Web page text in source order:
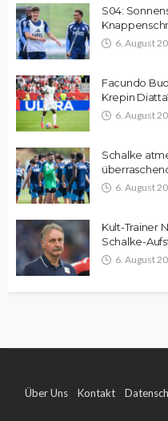
S04:
6. August
Facundo
Krepin
6. August
Schalke
6. August
Kult-Trainer
Schalke-
6. August
Über Uns Kontakt